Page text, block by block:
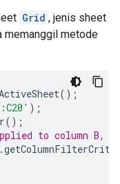
Grid , jenis sheet
memanggil metode
();
);
();
to column B,
.